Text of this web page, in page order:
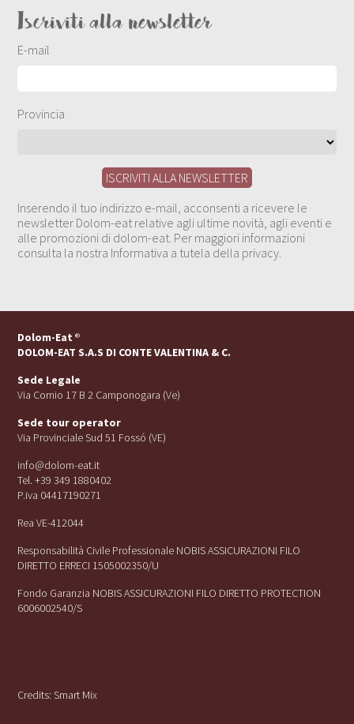
Iscriviti alla newsletter
E-mail
Provincia
Inserendo il tuo indirizzo e-mail, acconsenti a ricevere le
newsletter Dolom-eat relative agli ultime novità, agli eventi e
alle promozioni di dolom-eat. Per maggiori informazioni
consulta la nostra Informativa a tutela della privacy.
Dolom-Eat ®
DOLOM-EAT S.A.S DI CONTE VALENTINA & C.
Sede Legale
Via Cornio 17 B 2 Camponogara (Ve)
Sede tour operator
Via Provinciale Sud 51 Fossó (VE)
info@dolom-eat.it
Tel. +39 349 1880402
P.iva 04417190271
Rea VE-412044
Responsabilità Civile Professionale NOBIS ASSICURAZIONI FILO
DIRETTO ERRECI 1505002350/U
Fondo Garanzia NOBIS ASSICURAZIONI FILO DIRETTO PROTECTION
6006002540/S
Credits:Smart Mix